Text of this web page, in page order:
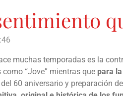
muchas temporadas es la
“Jove” mientras que para
60 aniversario y preparación